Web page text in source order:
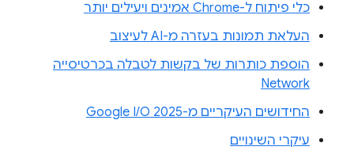
כלי פיתוח ל-Chrome אמינים ויעילים יותר
העלאת תמונות בעזרה מ-AI לעיצוב
הוספת כותרות של בקשות לטבלה בכרטיסייה
Network
החידושים העיקריים מ-Google I/O 2025
עיקרי השינויים